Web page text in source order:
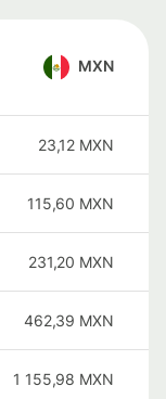
MXN
23,12 MXN
115,60 MXN
231,20 MXN
462,39 MXN
1 155,98 MXN